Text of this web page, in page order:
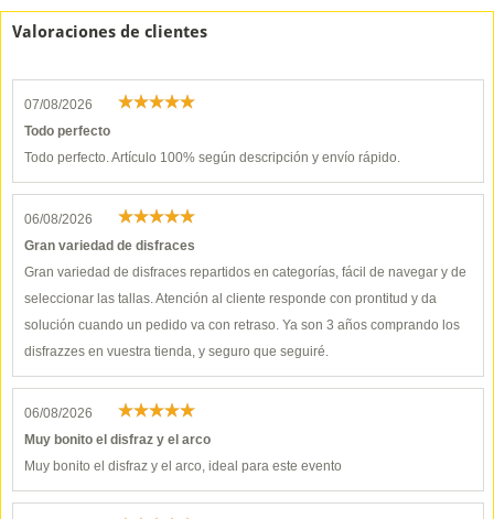
Valoraciones de clientes
07/08/2026
Todo perfecto
Todo perfecto. Artículo 100% según descripción y envío rápido.
06/08/2026
Gran variedad de disfraces
Gran variedad de disfraces repartidos en categorías, fácil de navegar y de
seleccionar las tallas. Atención al cliente responde con prontitud y da
solución cuando un pedido va con retraso. Ya son 3 años comprando los
disfrazzes en vuestra tienda, y seguro que seguiré.
06/08/2026
Muy bonito el disfraz y el arco
Muy bonito el disfraz y el arco, ideal para este evento